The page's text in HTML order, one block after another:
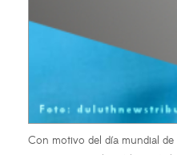
Con motivo del día mundial